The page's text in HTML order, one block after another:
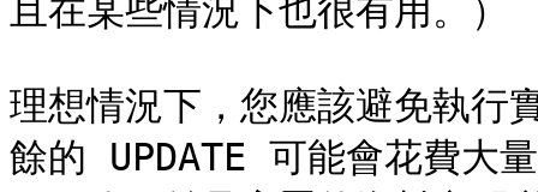
且在某些情況下也很有用。）
理想情況下，您應該避免執行
餘的 UPDATE 可能會花費大